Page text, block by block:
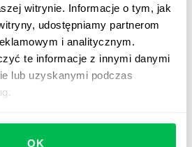
witrynie. Informacje o tym, jak
udostępniamy partnerom
i analitycznym.
te informacje z innymi danymi
lub uzyskanymi podczas
OK
samemu często jest kuszące, ale
sobie sprawę, że musi delegować
uzyskać jak najwięcej od
dlatego, że musisz pracować
twojego zespołu, nie
wszystko samodzielnie. Daj im